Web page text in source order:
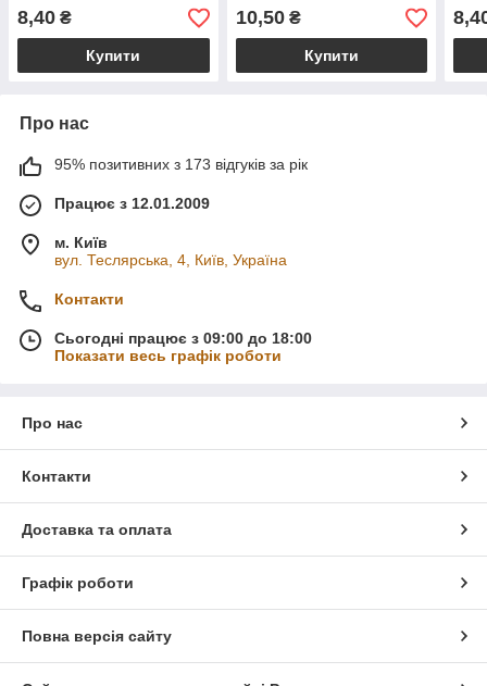
8,40 ₴
Купити
10,50₴
Купити
Про нас
95% позитивних з 173 відгуків за рік
Працює з 12.01.2009
м. Київ
вул. Теслярська, 4, Київ, Україна
Контакти
Сьогодні працює з 09:00 до 18:00
Показати весь графік роботи
Про нас
Контакти
Доставка та оплата
Графік роботи
Повна версія сайту